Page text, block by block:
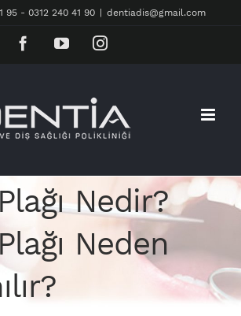
95 - 0312 240 41 90 dentiadis@gmail.com
FacebookYouTubeInstagram
Nedir?
Neden